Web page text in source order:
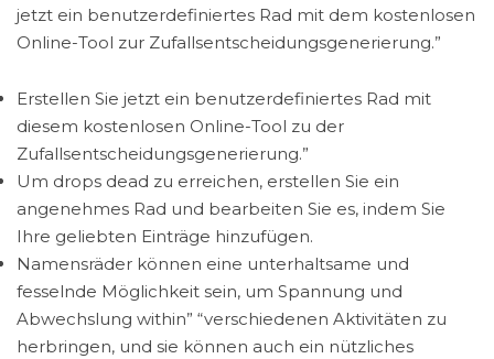
jetzt ein benutzerdefiniertes Rad mit dem kostenlosen
Online-Tool zur Zufallsentscheidungsgenerierung.”
Erstellen Sie jetzt ein benutzerdefiniertes Rad mit
diesem kostenlosen Online-Tool zu der
Zufallsentscheidungsgenerierung.”
Um drops dead zu erreichen, erstellen Sie ein
angenehmes Rad und bearbeiten Sie es, indem Sie
Ihre geliebten Einträge hinzufügen.
Namensräder können eine unterhaltsame und
fesselnde Möglichkeit sein, um Spannung und
Abwechslung within” “verschiedenen Aktivitäten zu
herbringen, und sie können auch ein nützliches